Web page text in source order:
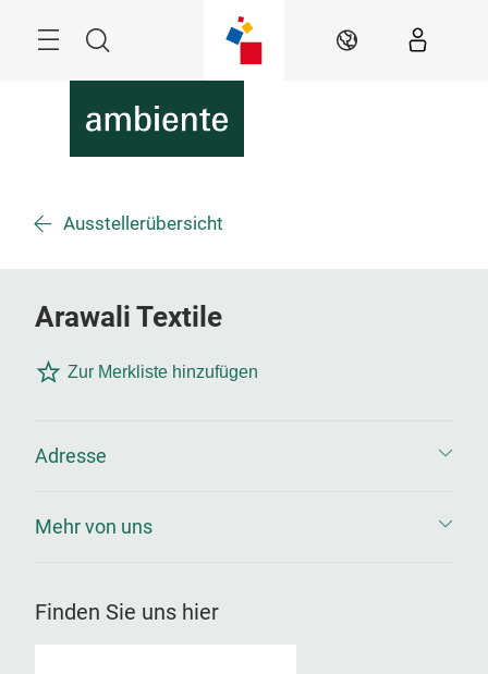
Suche DE
Ausstellerübersicht
Arawali Textile
Zur Merkliste hinzufügen
Adresse
Mehr von uns
Finden Sie uns hier